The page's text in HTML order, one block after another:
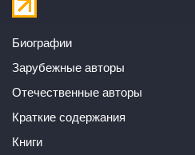
Биографии
Зарубежные авторы
Отечественные авторы
Краткие содержания
Книги